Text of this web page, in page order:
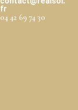
fr
04 42 69 74 30